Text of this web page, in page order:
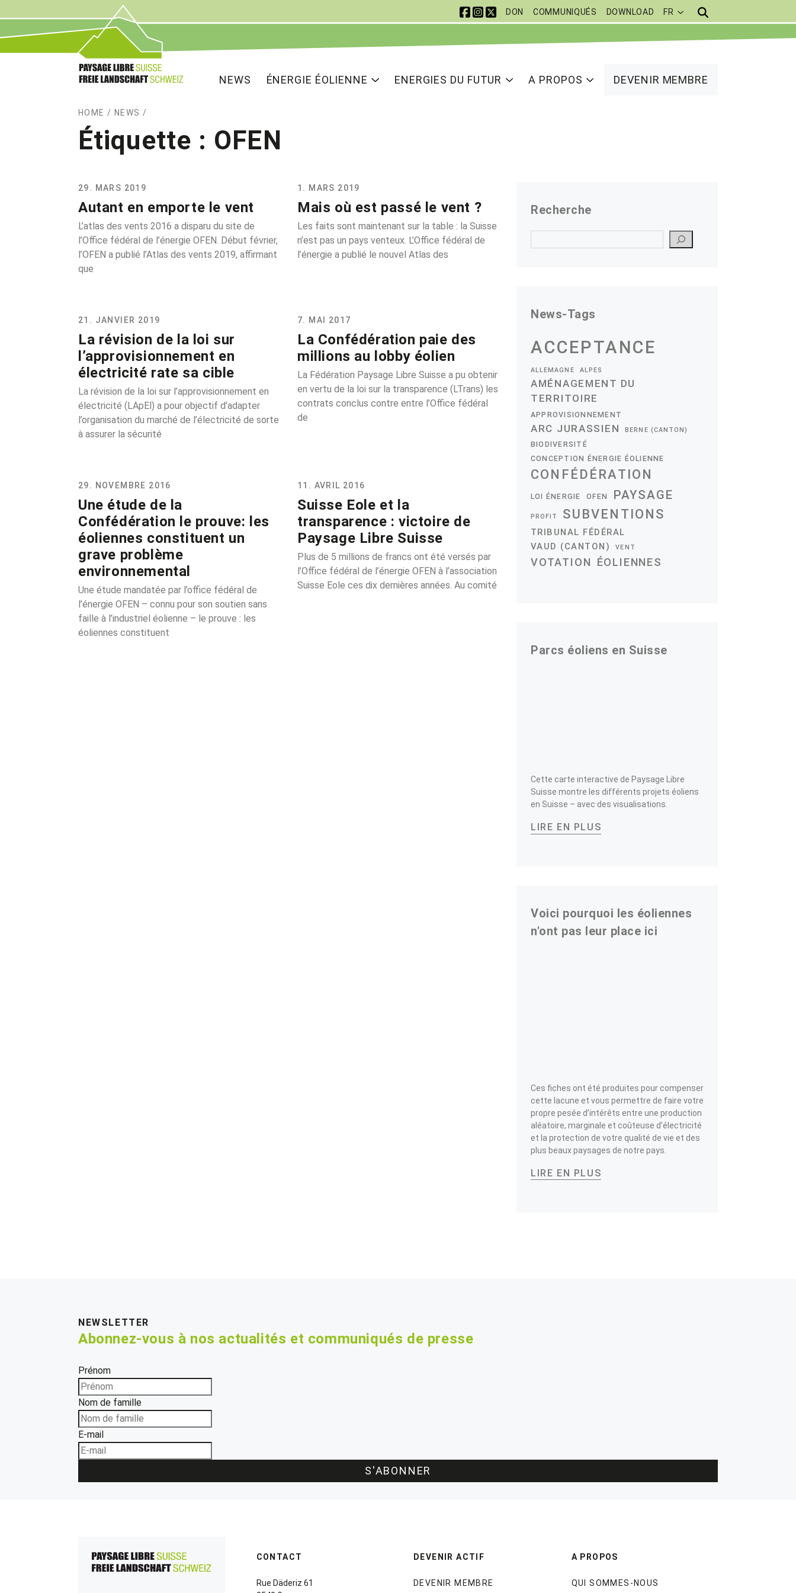
Service Navigation DON COMMUNIQUÉS DOWNLOAD FR
NEWS ÉNERGIE ÉOLIENNE ENERGIES DU FUTUR A PROPOS DEVENIR MEMBRE
HOME / NEWS /
Étiquette : OFEN
29. MARS 2019
Autant en emporte le vent
L’atlas des vents 2016 a disparu du site de
l’Office fédéral de l’énergie OFEN. Début février,
l’OFEN a publié l’Atlas des vents 2019, affirmant
que
1. MARS 2019
Mais où est passé le vent ?
Les faits sont maintenant sur la table : la Suisse
n’est pas un pays venteux. L’Office fédéral de
l’énergie a publié le nouvel Atlas des
21. JANVIER 2019
La révision de la loi sur
l’approvisionnement en
électricité rate sa cible
La révision de la loi sur l’approvisionnement en
électricité (LApEl) a pour objectif d’adapter
l’organisation du marché de l’électricité de sorte
à assurer la sécurité
7. MAI 2017
La Confédération paie des
millions au lobby éolien
La Fédération Paysage Libre Suisse a pu obtenir
en vertu de la loi sur la transparence (LTrans) les
contrats conclus contre entre l’Office fédéral
de
29. NOVEMBRE 2016
Une étude de la
Confédération le prouve: les
éoliennes constituent un
grave problème
environnemental
Une étude mandatée par l’office fédéral de
l’énergie OFEN – connu pour son soutien sans
faille à l’industriel éolienne – le prouve : les
éoliennes constituent
11. AVRIL 2016
Suisse Eole et la
transparence : victoire de
Paysage Libre Suisse
Plus de 5 millions de francs ont été versés par
l’Office fédéral de l’énergie OFEN à l’association
Suisse Eole ces dix dernières années. Au comité
Recherche
News-Tags
ACCEPTANCE
ALLEMAGNE ALPES
AMÉNAGEMENT DU
TERRITOIRE
APPROVISIONNEMENT
ARC JURASSIEN BERNE (CANTON)
BIODIVERSITÉ
CONCEPTION ÉNERGIE ÉOLIENNE
CONFÉDÉRATION
LOI ÉNERGIE OFEN PAYSAGE
PROFIT SUBVENTIONS
TRIBUNAL FÉDÉRAL
VAUD (CANTON)
VENT
VOTATION ÉOLIENNES
Parcs éoliens en Suisse
Cette carte interactive de Paysage Libre
Suisse montre les différents projets éoliens
en Suisse – avec des visualisations.
LIRE EN PLUS
Voici pourquoi les éoliennes
n'ont pas leur place ici
Ces fiches ont été produites pour compenser
cette lacune et vous permettre de faire votre
propre pesée d’intérêts entre une production
aléatoire, marginale et coûteuse d’électricité
et la protection de votre qualité de vie et des
plus beaux paysages de notre pays.
LIRE EN PLUS
NEWSLETTER
Abonnez-vous à nos actualités et communiqués de presse
Prénom
Nom de famille
E-mail
S'ABONNER
CONTACT
Rue Däderiz 61
DEVENIR ACTIF
DEVENIR MEMBRE
A PROPOS
QUI SOMMES-NOUS